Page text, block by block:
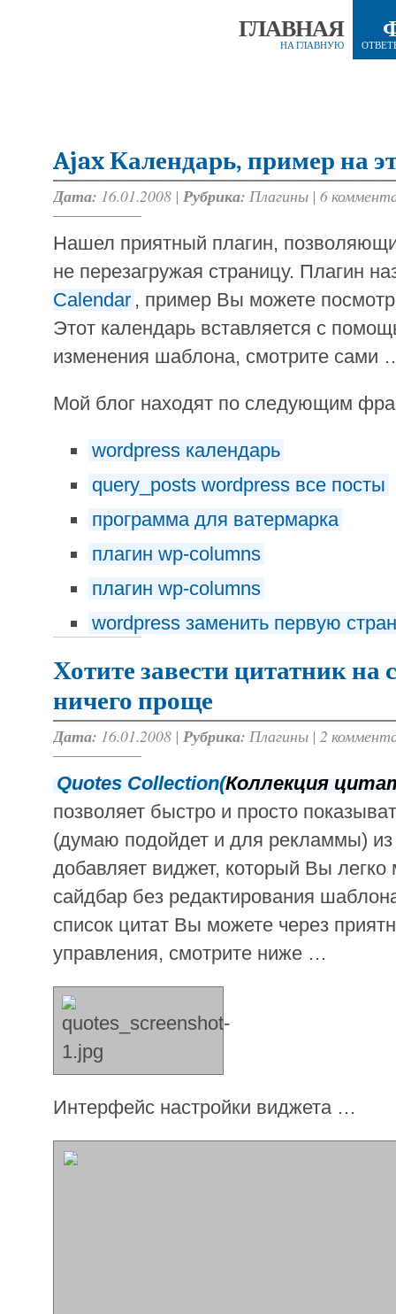
ГЛАВНАЯ
НА ГЛАВНУЮ
Ajax Календарь, пример на
Дата: 16.01.2008 | Рубрика: Плагины | 6
Нашел приятный плагин,
не перезагружая страницу. Плагин
Calendar , пример Вы можете
Этот календарь вставляется с
изменения шаблона, смотрите сами
Мой блог находят по следующим
wordpress календарь
query_posts wordpress все посты
программа для ватермарка
плагин wp-columns
плагин wp-columns
wordpress заменить первую
Хотите завести цитатник на
ничего проще
Дата: 16.01.2008 | Рубрика: Плагины | 2
Quotes Collection(Коллекция
позволяет быстро и просто
(думаю подойдет и для рекламмы) из
добавляет виджет, который Вы легко
сайдбар без редактирования
список цитат Вы можете через
управления, смотрите ниже …
Интерфейс настройки виджета …